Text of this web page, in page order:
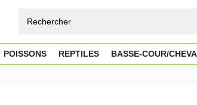
POISSONS REPTILES BASSE-COUR/